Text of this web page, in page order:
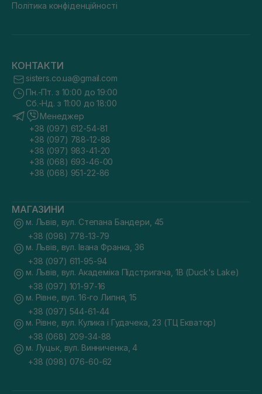
Політика конфіденційності
КОНТАКТИ
sisters.co.ua@gmail.com
Пн.-Пт. з 10:00 до 19:00
Сб.-Нд. з 11:00 до 18:00
Менеджер
+38 (097) 612-54-81
+38 (097) 788-12-88
+38 (097) 983-41-20
+38 (068) 693-46-00
+38 (068) 951-22-86
МАГАЗИНИ
м. Львів, вул. Степана Бандери, 45
+38 (098) 778-13-79
м. Львів, вул. Івана Франка, 36
+38 (097) 611-95-94
м. Львів, вул. Академіка Підстригача, 1В (Duck's Lake)
+38 (097) 101-97-16
м. Рівне, вул. 16-го Липня, 15
+38 (097) 544-61-44
м. Рівне, вул. Кулика і Гудачека, 23 (ТЦ Екватор)
+38 (068) 209-34-88
м. Луцьк, вул. Винниченка, 4
+38 (098) 076-60-62